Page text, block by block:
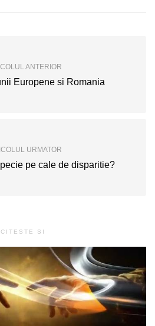
ANTERIOR
Europene si Romania
URMATOR
pe cale de disparitie?
CITESTE SI